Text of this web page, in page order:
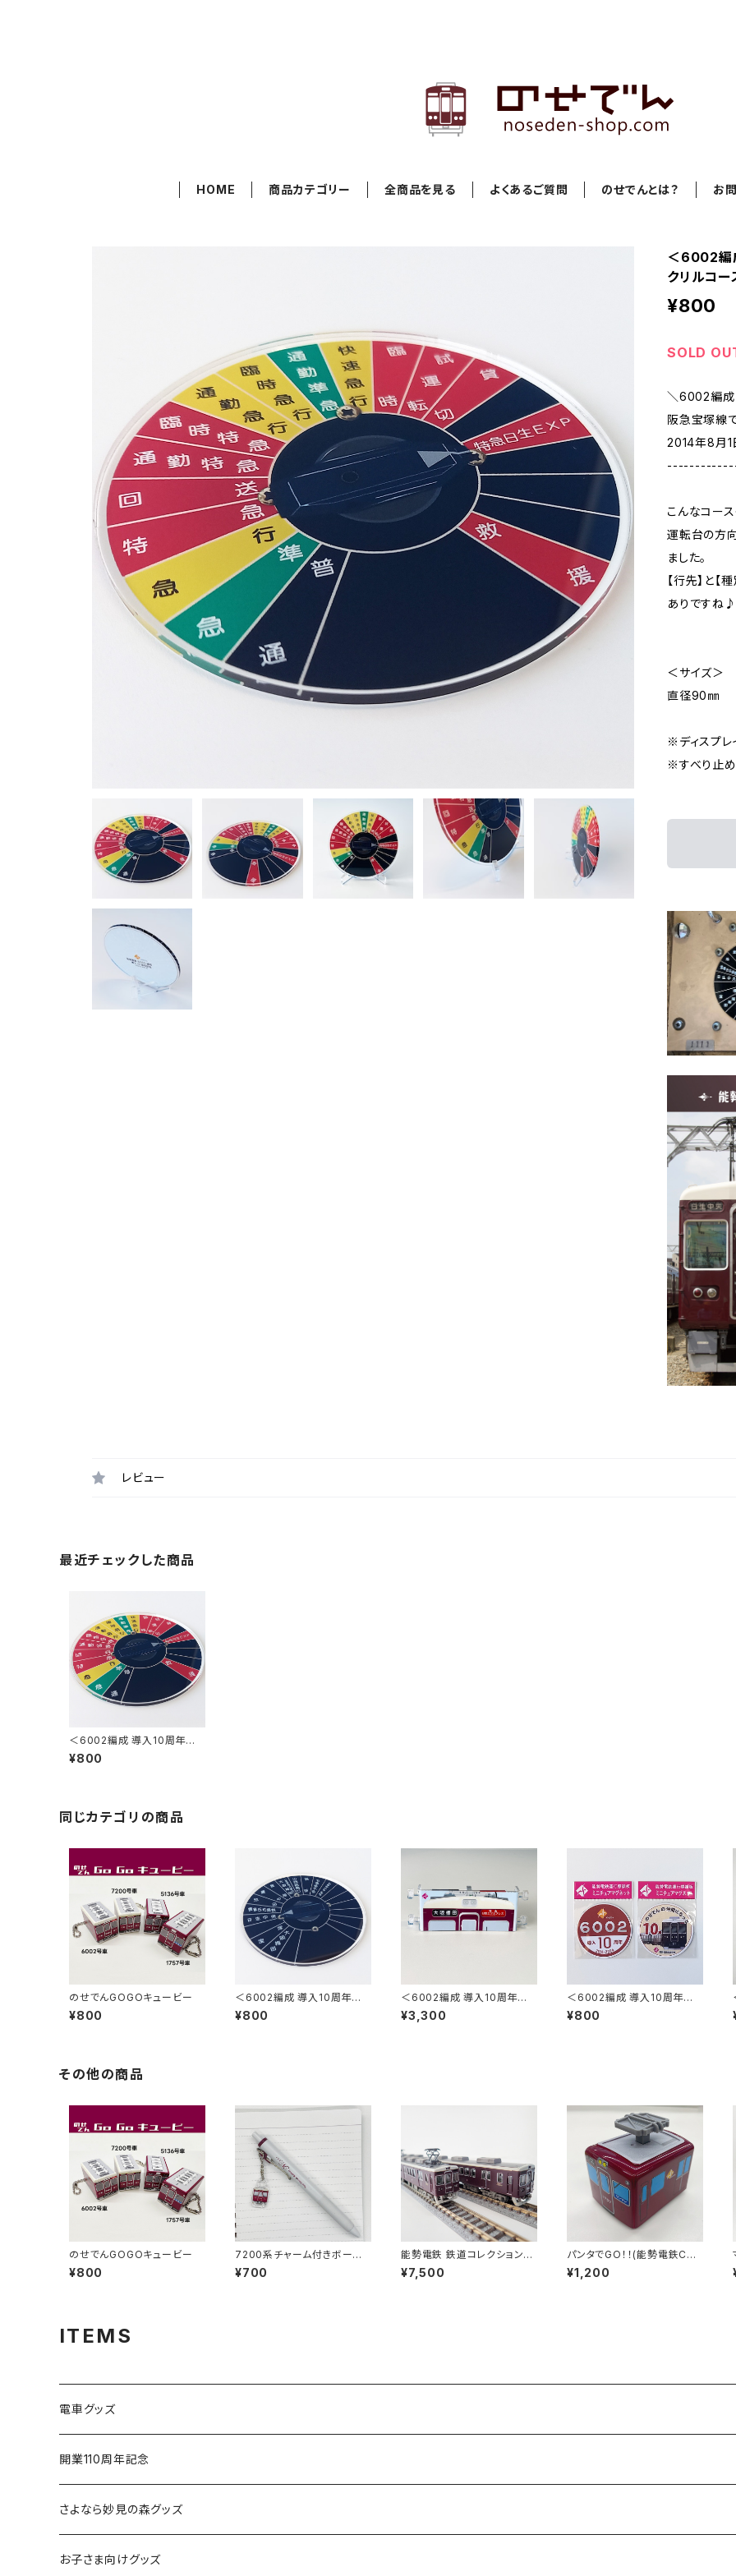
HOME 商品カテゴリー 全商品を見る よくあるご質問 のせでんとは？ お
＜6002編
クリルコー
¥800
SOLD
＼6002編成
阪急宝塚線
2014年8月1
こんなコー
運転台の方
ました。
【行先】と
ありですね♪
＜サイズ＞
直径90㎜
※ディスプ
※すべり止
レビュー
最近チェックした商品
＜6002編成 導入10周年＞
方向幕指令器（ダイヤル型）ア
クリルコースター【種別】
¥800
同じカテゴリの商品
のせでんGOGOキュービー
¥800
＜6002編成 導入10周年＞
方向幕指令器（ダイヤル型）ア
クリルコースター【行先】
¥800
＜6002編成 導入10周年＞ミ
ニミニ方向幕（2連式）
¥3,300
＜6002編成 導入10周年＞ミ
ニチュアマグネット2枚セット
¥800
その他の商品
のせでんGOGOキュービー
¥800
7200系チャーム付きボール
ペン
¥700
能勢電鉄 鉄道コレクション72
00系4両セット
¥7,500
パンタでGO！！(能勢電鉄C#1
757)
¥1,200
ITEMS
電車グッズ
鉄道模型（Nゲージ）
さよなら復刻塗装車両
能勢1700系
開業110周年記念
さよなら妙見の森グッズ
お子さま向けグッズ